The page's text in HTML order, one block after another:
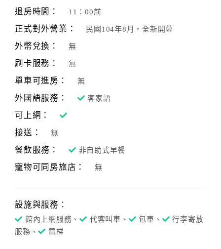
據
作
提
店
合
作
合
退房時間： 11：00前
正式對外營業： 民國104年8月，全新開幕
外幣兌換： 無
刷卡服務： 無
單車可進房： 無
外國語服務： 客家語
可上網：
接送：
無
餐飲服務： 非自助式早餐
寵物可同房旅店： 無
設施與服務：
館內上網服務、 代客叫車、 包車、
行李寄放
服務、
電梯